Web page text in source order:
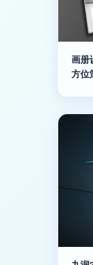
画册
方位